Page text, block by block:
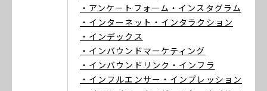
・アンケートフォーム ・インスタグラム
・インターネット ・インタラクション
・インデックス
・インバウンドマーケティング
・インバウンドリンク ・インフラ
・インフルエンサー ・インプレッション